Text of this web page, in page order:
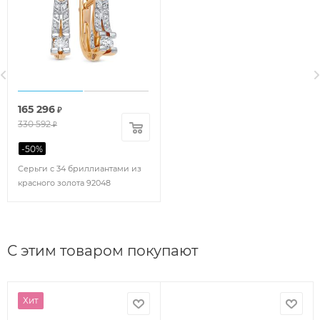
Серьги с 34 бриллиантами из
красного золота 92048
165 296 ₽
330 592₽
-50%
С этим товаром покупают
Хит